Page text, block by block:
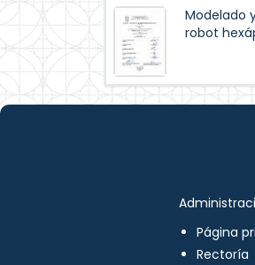
Modelado
robot
Página
Rectoría